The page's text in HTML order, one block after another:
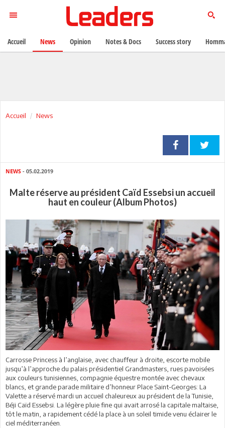
Accueil News
NEWS - 05.02.2019
Malte réserve au président Caïd Essebsi un accueil
haut en couleur (Album Photos)
Carrosse Princess à l’anglaise, avec chauffeur à droite, escorte mobile
jusqu’à l’approche du palais présidentiel Grandmasters, rues pavoisées
aux couleurs tunisiennes, compagnie équestre montée avec chevaux
blancs, et grande parade militaire d’honneur Place Saint-Georges: La
Valette a réservé mardi un accueil chaleureux au président de la Tunisie,
Béji Caïd Essebsi. La légère pluie fine qui avait arrosé la capitale maltaise,
tôt le matin, a rapidement cédé la place à un soleil timide venu éclairer le
ciel méditerranéen.
Accueil News Opinion Notes & Docs Success story